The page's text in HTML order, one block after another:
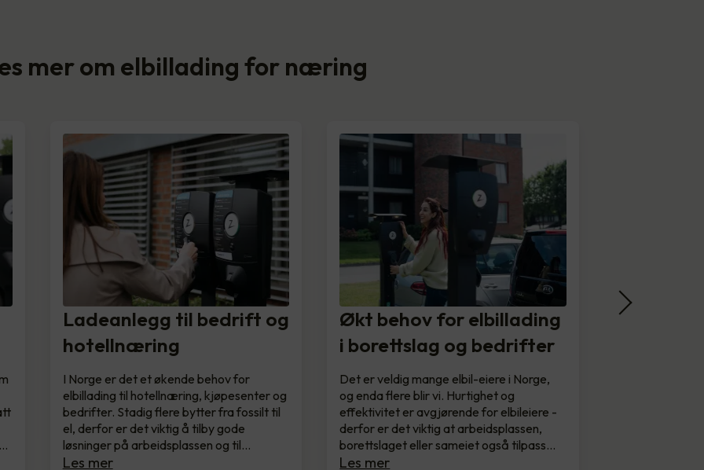
mer om elbillading for næring
Ladeanlegg til bedrift og
hotellnæring
I Norge er det et økende behov for
elbillading til hotellnæring, kjøpesenter og
bedrifter. Stadig flere bytter fra fossilt til
el, derfor er det viktig å tilby gode
løsninger på arbeidsplassen og til…
Les mer
Økt behov for elbillading
i borettslag og bedrifter
Det er veldig mange elbil-eiere i Norge,
og enda flere blir vi. Hurtighet og
effektivitet er avgjørende for elbileiere -
derfor er det viktig at arbeidsplassen,
borettslaget eller sameiet også tilpass…
Les mer